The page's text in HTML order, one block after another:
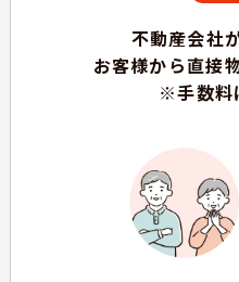
不動産会社
お客様から直接
※手数料